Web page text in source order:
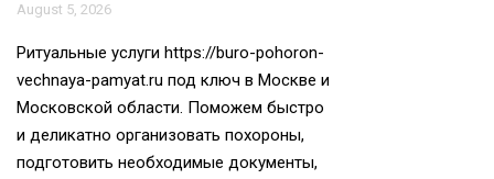
August 5, 2026
Ритуальные услуги https://buro-pohoron-
vechnaya-pamyat.ru под ключ в Москве и
Московской области. Поможем быстро
и деликатно организовать похороны,
подготовить необходимые документы,